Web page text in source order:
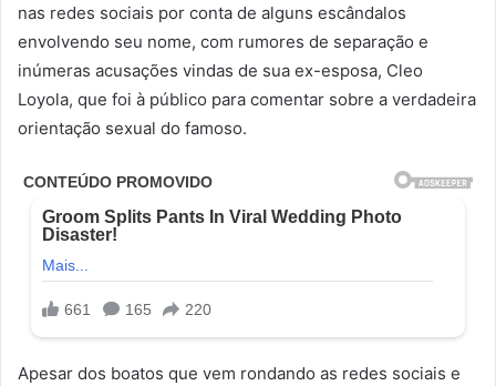
nas redes sociais por conta de alguns escândalos
envolvendo seu nome, com rumores de separação e
inúmeras acusações vindas de sua ex-esposa, Cleo
Loyola, que foi à público para comentar sobre a verdadeira
orientação sexual do famoso.
Apesar dos boatos que vem rondando as redes sociais e